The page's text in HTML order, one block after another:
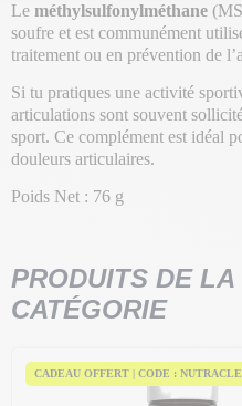
Le méthylsulfonylméthane
soufre et est communément
traitement ou en prévention de
Si tu pratiques une activité
articulations sont souvent
sport. Ce complément est idéal
douleurs articulaires.
Poids Net : 76 g
PRODUITS DE LA
CATÉGORIE
CADEAU OFFERT | CODE :